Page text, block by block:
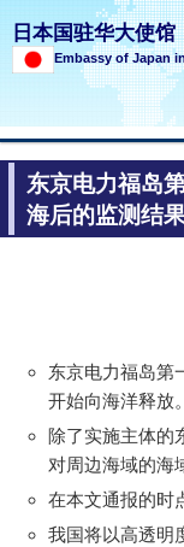
日本国驻华大使馆
Embassy of Japan
东京电力福岛
海后的监测结
东京电力福岛第
开始向海洋释放。
除了实施主体的
对周边海域的海
在本文通报的时
我国将以高透明